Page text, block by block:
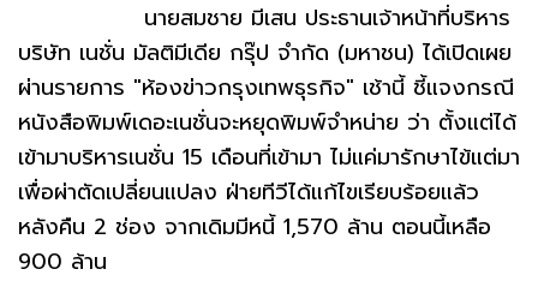
นายสมชาย มีเสน ประธานเจ้าหน้าที่บริหาร
บริษัท เนชั่น มัลติมีเดีย กรุ๊ป จำกัด (มหาชน) ได้เปิดเผย
ผ่านรายการ "ห้องข่าวกรุงเทพธุรกิจ" เช้านี้ ชี้แจงกรณี
หนังสือพิมพ์เดอะเนชั่นจะหยุดพิมพ์จำหน่าย ว่า ตั้งแต่ได้
เข้ามาบริหารเนชั่น 15 เดือนที่เข้ามา ไม่แค่มารักษาไข้แต่มา
เพื่อผ่าตัดเปลี่ยนแปลง ฝ่ายทีวีได้แก้ไขเรียบร้อยแล้ว
หลังคืน 2 ช่อง จากเดิมมีหนี้ 1,570 ล้าน ตอนนี้เหลือ
900 ล้าน